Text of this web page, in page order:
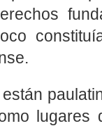
lugares